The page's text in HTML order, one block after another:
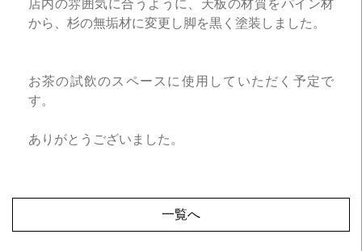
店内の雰囲気に合うように、天板の材質をパイン材
から、杉の無垢材に変更し脚を黒く塗装しました。
お茶の試飲のスペースに使用していただく予定で
す。
ありがとうございました。
一覧へ